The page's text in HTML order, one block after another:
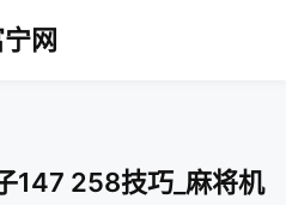
网
147 258技巧_麻将机